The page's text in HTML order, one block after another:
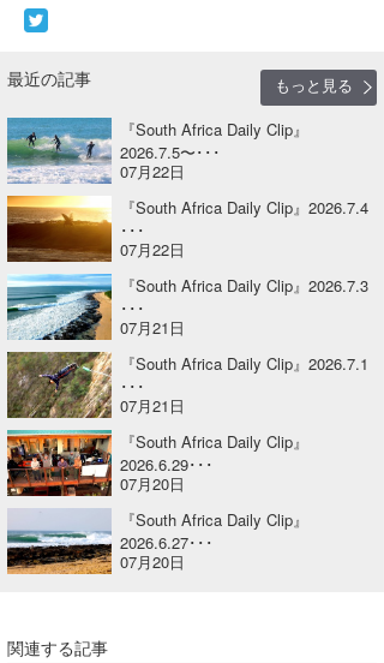
最近の記事
もっと見る
『South Africa Daily Clip』
2026.7.5〜･･･
07月22日
『South Africa Daily Clip』2026.7.4
･･･
07月22日
『South Africa Daily Clip』2026.7.3
･･･
07月21日
『South Africa Daily Clip』2026.7.1
･･･
07月21日
『South Africa Daily Clip』
2026.6.29･･･
07月20日
『South Africa Daily Clip』
2026.6.27･･･
07月20日
関連する記事
CBA Films
熊谷素子
田原啓江
植村未来
NOBUFUKU
大野”MAR”修聖
喜納海人
chan-U
ECE
G◎Da
H
KID
KOBU
KY
MIN
mitz
OYZ
S.K